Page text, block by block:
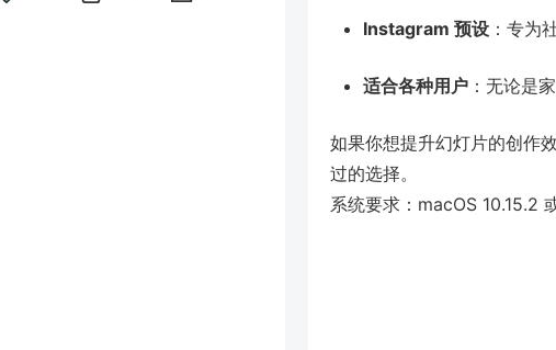
Instagram 预设 ：专为
适合各种用户 ：无论是
如果你想提升幻灯片的创作
过的选择。
系统要求：macOS 10.15.2